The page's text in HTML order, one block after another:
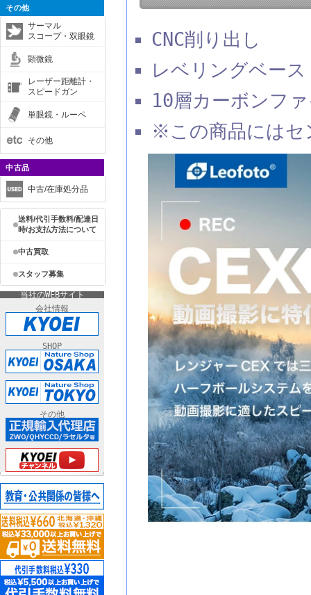
その他
サーマル
スコープ・双眼鏡
顕微鏡
レーザー距離計・
スピードガン
単眼鏡・ルーペ
その他
中古品
中古/在庫処分品
送料/代引手数料/配達日
時/お支払方法について
中古買取
スタッフ募集
当社のWEBサイト
会社情報
SHOP
その他
CNC削り出し
レベリングベース
10層カーボンフ
※この商品にはセ